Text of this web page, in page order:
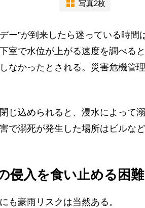
写真2枚
ー”が到来したら迷っている時間
室で水位が上がる速度を調べる
なかったとされる。災害危機管
じ込められると、浸水によって
で溺死が発生した場所はビルな
侵入を食い止める困難
も豪雨リスクは当然ある。